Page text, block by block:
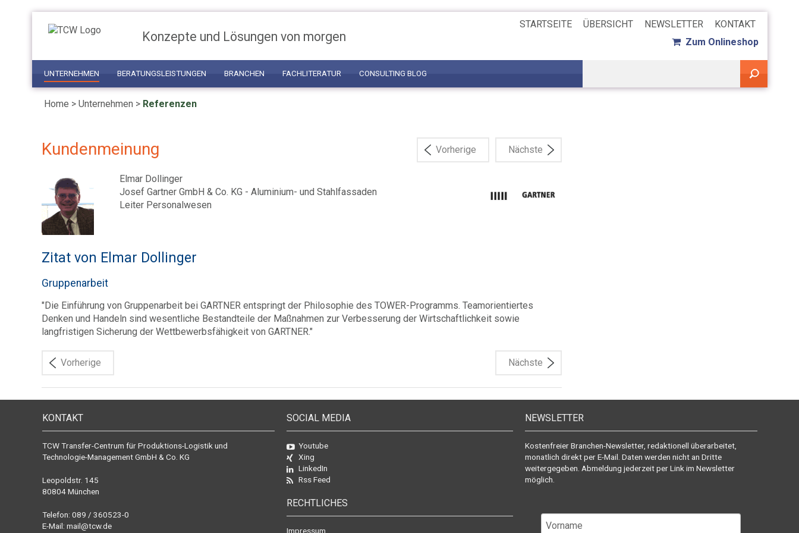
UNTERNEHMEN BERATUNGSLEISTUNGEN BRANCHEN FACHLITERATUR CONSULTING BLOG
Konzepte und Lösungen von morgen
STARTSEITE ÜBERSICHT NEWSLETTER
KONTAKT
Zum Onlineshop
Home > Unternehmen > Referenzen
Vorherige Nächste
Kundenmeinung
Elmar Dollinger
Josef Gartner GmbH & Co. KG - Aluminium- und Stahlfassaden
Leiter Personalwesen
Zitat von Elmar Dollinger
Gruppenarbeit
"Die Einführung von Gruppenarbeit bei GARTNER entspringt der Philosophie des TOWER-Programms. Teamorientiertes
Denken und Handeln sind wesentliche Bestandteile der Maßnahmen zur Verbesserung der Wirtschaftlichkeit sowie
langfristigen Sicherung der Wettbewerbsfähigkeit von GARTNER."
Vorherige Nächste
KONTAKT
TCW Transfer-Centrum für Produktions-Logistik und
Technologie-Management GmbH & Co. KG
Leopoldstr. 145
80804 München
Telefon: 089 / 360523-0
E-Mail: mail@tcw.de
SOCIAL MEDIA
Youtube
Xing
LinkedIn
Rss Feed
RECHTLICHES
Impressum
NEWSLETTER
Kostenfreier Branchen-Newsletter, redaktionell überarbeitet,
monatlich direkt per E-Mail. Daten werden nicht an Dritte
weitergegeben. Abmeldung jederzeit per Link im Newsletter
möglich.